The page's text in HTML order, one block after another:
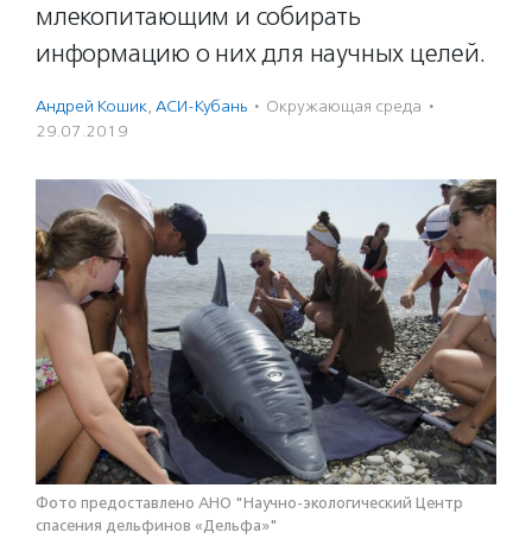
млекопитающим и собирать
информацию о них для научных целей.
Андрей Кошик, АСИ-Кубань · Окружающая среда ·
29.07.2019
Фото предоставлено АНО "Научно-экологический Центр
спасения дельфинов «Дельфа»"